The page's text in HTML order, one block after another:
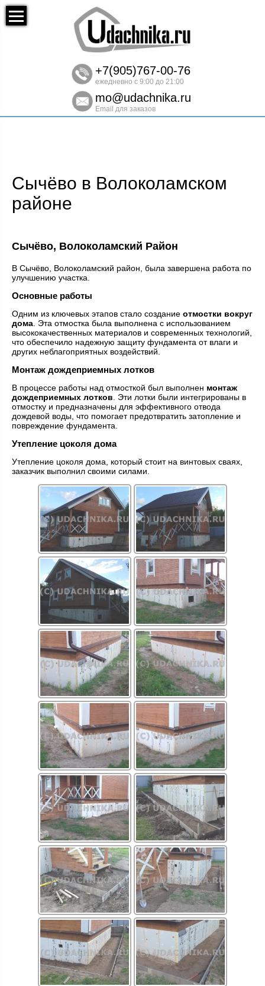
+7(905)767-00-76
ежедневно с 9:00 до 21:00
mo@udachnika.ru
Email для заказов
Сычёво в Волоколамском
районе
Сычёво, Волоколамский Район
В Сычёво, Волоколамский район, была завершена работа по
улучшению участка.
Основные работы
Одним из ключевых этапов стало создание отмостки вокруг
дома . Эта отмостка была выполнена с использованием
высококачественных материалов и современных технологий,
что обеспечило надежную защиту фундамента от влаги и
других неблагоприятных воздействий.
Монтаж дождеприемных лотков
В процессе работы над отмосткой был выполнен монтаж
дождеприемных лотков . Эти лотки были интегрированы в
отмостку и предназначены для эффективного отвода
дождевой воды, что помогает предотвратить затопление и
повреждение фундамента.
Утепление цоколя дома
Утепление цоколя дома, который стоит на винтовых сваях,
заказчик выполнил своими силами.